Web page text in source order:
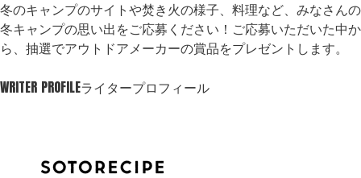
冬のキャンプのサイトや焚き火の様子、料理など、みなさんの
冬キャンプの思い出をご応募ください！ご応募いただいた中か
ら、抽選でアウトドアメーカーの賞品をプレゼントします。
WRITER PROFILEライタープロフィール